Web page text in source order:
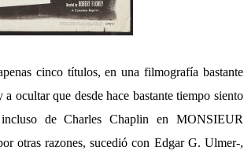
cinco títulos, en una filmografía bastante
ocultar que desde hace bastante tiempo siento
de Charles Chaplin en MONSIEUR
otras razones, sucedió con Edgar G. Ulmer-,